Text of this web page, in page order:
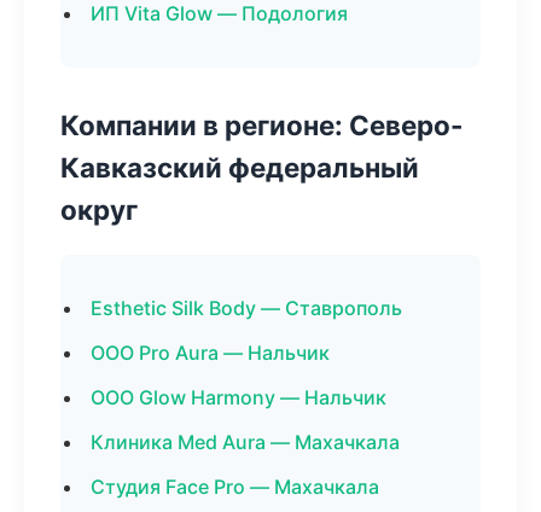
ИП Vita Glow — Подология
Компании в регионе: Северо-
Кавказский федеральный
округ
Esthetic Silk Body — Ставрополь
ООО Pro Aura — Нальчик
ООО Glow Harmony — Нальчик
Клиника Med Aura — Махачкала
Студия Face Pro — Махачкала